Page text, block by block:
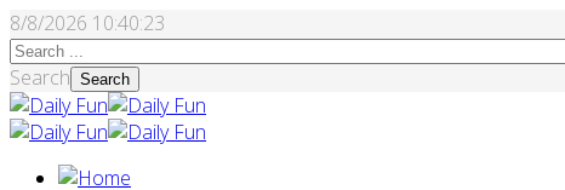
8/8/2026 10:40:23
Search Search